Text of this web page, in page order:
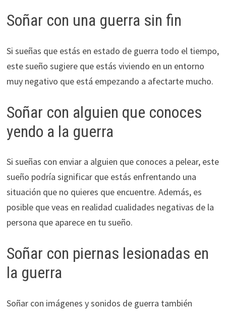
Soñar con una guerra sin fin
Si sueñas que estás en estado de guerra todo el tiempo,
este sueño sugiere que estás viviendo en un entorno
muy negativo que está empezando a afectarte mucho.
Soñar con alguien que conoces
yendo a la guerra
Si sueñas con enviar a alguien que conoces a pelear, este
sueño podría significar que estás enfrentando una
situación que no quieres que encuentre. Además, es
posible que veas en realidad cualidades negativas de la
persona que aparece en tu sueño.
Soñar con piernas lesionadas en
la guerra
Soñar con imágenes y sonidos de guerra también